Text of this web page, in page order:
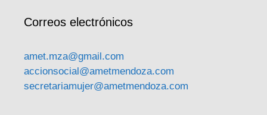
Correos electrónicos
amet.mza@gmail.com
accionsocial@ametmendoza.com
secretariamujer@ametmendoza.com